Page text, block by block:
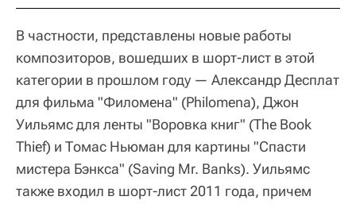
В частности, представлены новые работы
композиторов, вошедших в шорт-лист в этой
категории в прошлом году — Александр Десплат
для фильма "Филомена" (Philomena), Джон
Уильямс для ленты "Воровка книг" (The Book
Thief) и Томас Ньюман для картины "Спасти
мистера Бэнкса" (Saving Mr. Banks). Уильямс
также входил в шорт-лист 2011 года, причем